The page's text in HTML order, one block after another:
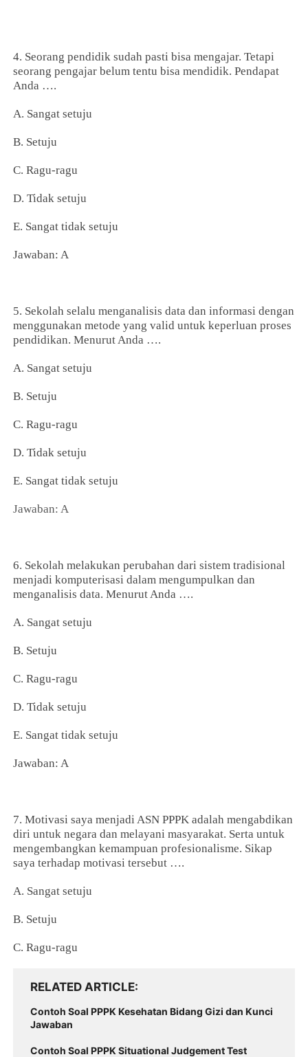
4. Seorang pendidik sudah pasti bisa mengajar. Tetapi
seorang pengajar belum tentu bisa mendidik. Pendapat
Anda ….
A. Sangat setuju
B. Setuju
C. Ragu-ragu
D. Tidak setuju
E. Sangat tidak setuju
Jawaban: A
5. Sekolah selalu menganalisis data dan informasi dengan
menggunakan metode yang valid untuk keperluan proses
pendidikan. Menurut Anda ….
A. Sangat setuju
B. Setuju
C. Ragu-ragu
D. Tidak setuju
E. Sangat tidak setuju
Jawaban: A
6. Sekolah melakukan perubahan dari sistem tradisional
menjadi komputerisasi dalam mengumpulkan dan
menganalisis data. Menurut Anda ….
A. Sangat setuju
B. Setuju
C. Ragu-ragu
D. Tidak setuju
E. Sangat tidak setuju
Jawaban: A
7. Motivasi saya menjadi ASN PPPK adalah mengabdikan
diri untuk negara dan melayani masyarakat. Serta untuk
mengembangkan kemampuan profesionalisme. Sikap
saya terhadap motivasi tersebut ….
A. Sangat setuju
B. Setuju
C. Ragu-ragu
RELATED ARTICLE
Contoh Soal PPPK Kesehatan Bidang Gizi dan Kunci
Jawaban
Contoh Soal PPPK Situational Judgement Test